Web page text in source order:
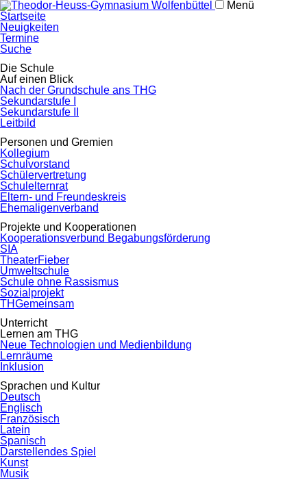
Menü
Navigation
überspringen
Startseite
Neuigkeiten
Termine
Suche
Navigation
überspringen
Die Schule
Auf einen Blick
Nach der Grundschule ans THG
Sekundarstufe I
Sekundarstufe II
Leitbild
Personen und Gremien
Kollegium
Schulvorstand
Schülervertretung
Schulelternrat
Eltern- und Freundeskreis
Ehemaligenverband
Projekte und Kooperationen
Kooperationsverbund Begabungsförderung
SIA
TheaterFieber
Umweltschule
Schule ohne Rassismus
Sozialprojekt
THGemeinsam
Unterricht
Lernen am THG
Neue Technologien und Medienbildung
Lernräume
Inklusion
Sprachen und Kultur
Deutsch
Englisch
Französisch
Latein
Spanisch
Darstellendes Spiel
Kunst
Musik